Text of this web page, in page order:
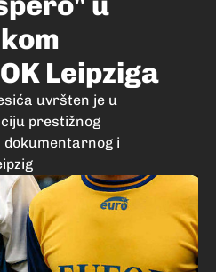
Leipziga
uvršten je u
prestižnog
i